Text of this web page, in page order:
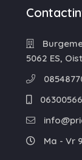
5062 ES,
Ma - Vr